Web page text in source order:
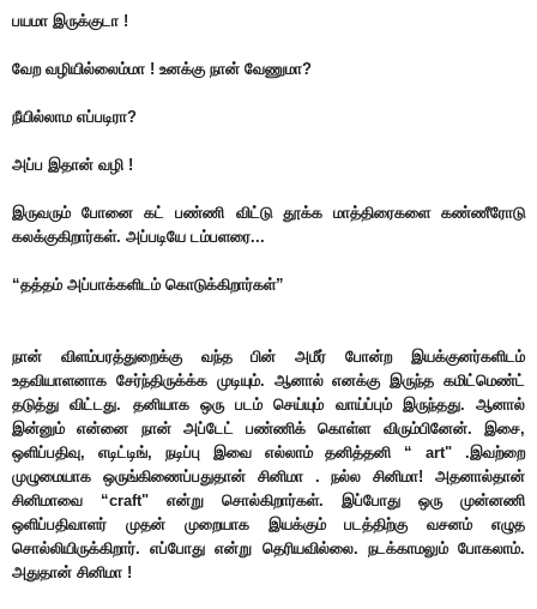
பயமா இருக்குடா !
வேற வழியில்லைம்மா ! உனக்கு நான் வேணுமா?
நீயில்லாம எப்படிரா?
அப்ப இதான் வழி !
இருவரும் போனை கட் பண்ணி விட்டு தூக்க மாத்திரைகளை கண்ணீரோடு
கலக்குகிறார்கள். அப்படியே டம்பளரை...
“தத்தம் அப்பாக்களிடம் கொடுக்கிறார்கள்”
நான் விளம்பரத்துறைக்கு வந்த பின் அமீர் போன்ற இயக்குனர்களிடம்
உதவியாளனாக சேர்ந்திருக்க்க முடியும். ஆனால் எனக்கு இருந்த கமிட்மெண்ட்
தடுத்து விட்டது. தனியாக ஒரு படம் செய்யும் வாய்ப்பும் இருந்தது. ஆனால்
இன்னும் என்னை நான் அப்டேட் பண்ணிக் கொள்ள விரும்பினேன். இசை,
ஒளிப்பதிவு, எடிட்டிங், நடிப்பு இவை எல்லாம் தனித்தனி “ art" .இவற்றை
முழுமையாக ஒருங்கிணைப்பதுதான் சினிமா . நல்ல சினிமா! அதனால்தான்
சினிமாவை “craft" என்று சொல்கிறார்கள். இப்போது ஒரு முன்னணி
ஒளிப்பதிவாளர் முதன் முறையாக இயக்கும் படத்திற்கு வசனம் எழுத
சொல்லியிருக்கிறார். எப்போது என்று தெரியவில்லை. நடக்காமலும் போகலாம்.
அதுதான் சினிமா !